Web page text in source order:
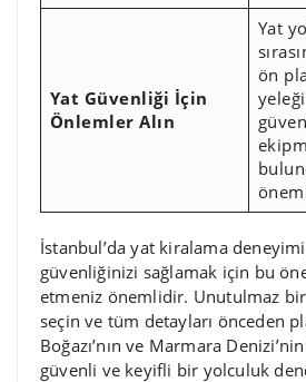
Yat Güvenliği İçin
Önlemler Alın
Yat
ön
İstanbul’da yat kiralama
güvenliğinizi sağlamak için bu
etmeniz önemlidir. Unutulmaz
seçin ve tüm detayları önceden
Boğazı’nın ve Marmara Denizi’nin
güvenli ve keyifli bir yolculuk